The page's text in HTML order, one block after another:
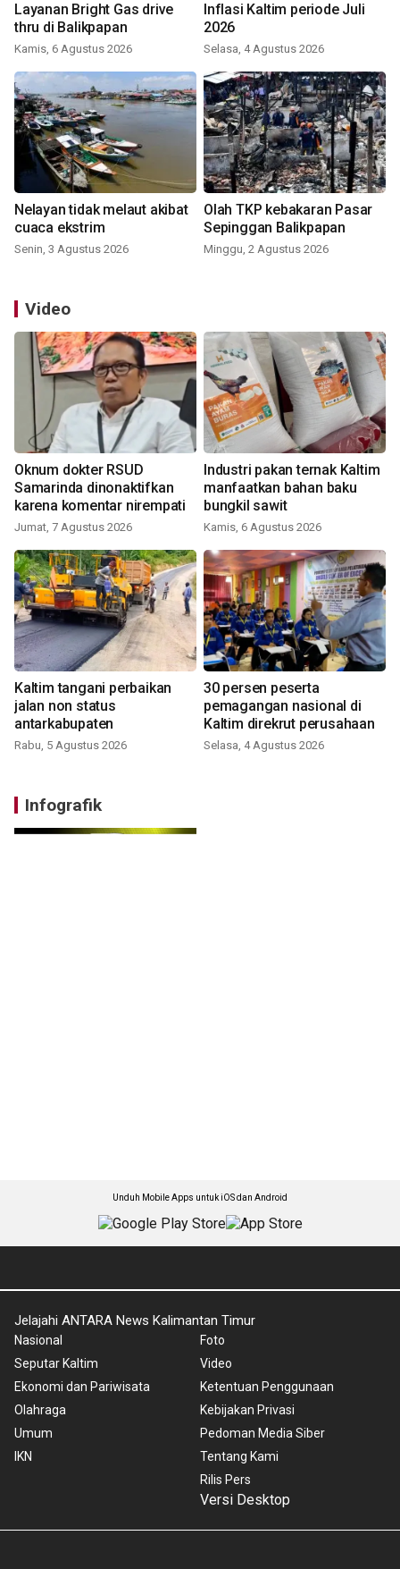
Layanan Bright Gas drive
thru di Balikpapan
Kamis, 6 Agustus 2026
Inflasi Kaltim periode Juli
2026
Selasa, 4 Agustus 2026
Nelayan tidak melaut akibat
cuaca ekstrim
Senin, 3 Agustus 2026
Olah TKP kebakaran Pasar
Sepinggan Balikpapan
Minggu, 2 Agustus 2026
Video
Oknum dokter RSUD
Samarinda dinonaktifkan
karena komentar nirempati
Jumat, 7 Agustus 2026
Industri pakan ternak Kaltim
manfaatkan bahan baku
bungkil sawit
Kamis, 6 Agustus 2026
Kaltim tangani perbaikan
jalan non status
antarkabupaten
Rabu, 5 Agustus 2026
30 persen peserta
pemagangan nasional di
Kaltim direkrut perusahaan
Selasa, 4 Agustus 2026
Infografik
Unduh Mobile Apps untuk iOS dan Android
Jelajahi ANTARA News Kalimantan Timur
Nasional
Seputar Kaltim
Ekonomi dan Pariwisata
Olahraga
Umum
IKN
Foto
Video
Ketentuan Penggunaan
Kebijakan Privasi
Pedoman Media Siber
Tentang Kami
Rilis Pers
Versi Desktop